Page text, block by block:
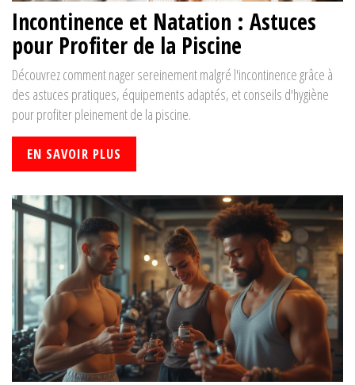
Incontinence et Natation : Astuces
pour Profiter de la Piscine
Découvrez comment nager sereinement malgré l'incontinence grâce à
des astuces pratiques, équipements adaptés, et conseils d'hygiène
pour profiter pleinement de la piscine.
EN SAVOIR PLUS